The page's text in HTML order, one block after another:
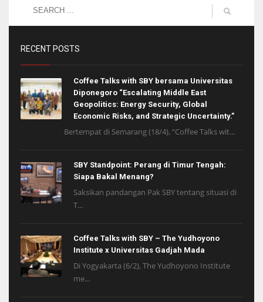
RECENT POSTS
Coffee Talks with SBY bersama Universitas
Diponegoro “Escalating Middle East
Geopolitics: Energy Security, Global
Economic Risks, and Strategic Uncertainty.”
Bertempat di Semarang (18/4), “Coffee Talks wit...
SBY Standpoint: Perang di Timur Tengah:
Siapa Bakal Menang?
Saksikan pandangan Pak SBY tentang situasi di
T...
Coffee Talks with SBY – The Yudhoyono
Institute x Universitas Gadjah Mada
Di Yogyakarta (6/2), The Yudhoyono Institute
me...